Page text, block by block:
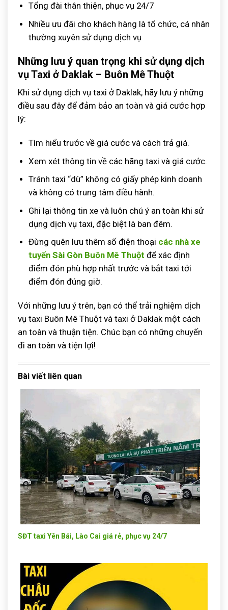
Tổng đài thân thiện, phục vụ 24/7
Nhiều ưu đãi cho khách hàng là tổ chức, cá nhân
thường xuyên sử dụng dịch vụ
Những lưu ý quan trọng khi sử dụng dịch
vụ Taxi ở Daklak – Buôn Mê Thuột
Khi sử dụng dịch vụ taxi ở Daklak, hãy lưu ý những
điều sau đây để đảm bảo an toàn và giá cước hợp
lý:
Tìm hiểu trước về giá cước và cách trả giá.
Xem xét thông tin về các hãng taxi và giá cước.
Tránh taxi “dù” không có giấy phép kinh doanh
và không có trung tâm điều hành.
Ghi lại thông tin xe và luôn chú ý an toàn khi sử
dụng dịch vụ taxi, đặc biệt là ban đêm.
Đừng quên lưu thêm số điện thoại các nhà xe
tuyến Sài Gòn Buôn Mê Thuột để xác định
điểm đón phù hợp nhất trước và bắt taxi tới
điểm đón đúng giờ.
Với những lưu ý trên, bạn có thể trải nghiệm dịch
vụ taxi Buôn Mê Thuột và taxi ở Daklak một cách
an toàn và thuận tiện. Chúc bạn có những chuyến
đi an toàn và tiện lợi!
Bài viết liên quan
SĐT taxi Yên Bái, Lào Cai giá rẻ, phục vụ 24/7